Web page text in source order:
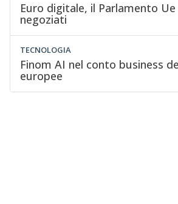
Euro digitale, il Parlamento
negoziati
TECNOLOGIA
Finom AI nel conto business
europee